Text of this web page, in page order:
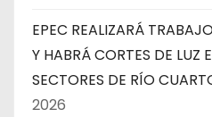
EPEC REALIZARÁ
Y HABRÁ CORTES DE LUZ
SECTORES DE RÍO
2026